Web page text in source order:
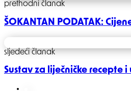
navigation
prethodni članak
ŠOKANTAN PODATAK:
sljedeći članak
Sustav za liječničke recepte